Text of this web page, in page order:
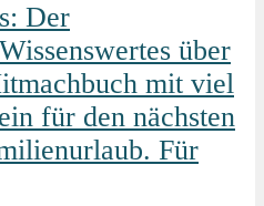
Der
über
mit viel
für den nächsten
Für